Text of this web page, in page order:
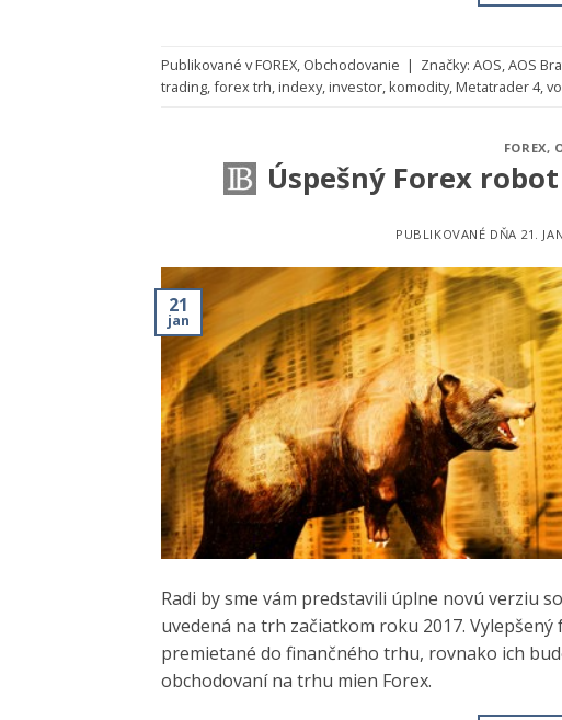
Publikované vFOREX, Obchodovanie | Značky: AOS,AOS
trading,forex trh,indexy,investor,komodity,Metatrader 4,
FOREX,
Úspešný Forex
PUBLIKOVANÉ DŇA 21.
21
jan
Radi by sme vám predstavili úplne novú verziu
uvedená na trh začiatkom roku 2017.
premietané do finančného trhu, rovnako ich
obchodovaní na trhu mien Forex.